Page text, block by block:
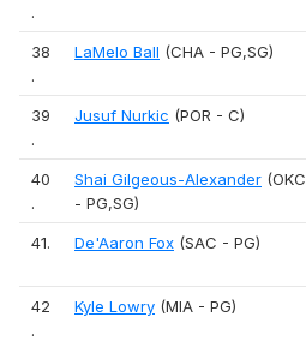
.
38
.
LaMelo Ball (CHA - PG,SG)
39
.
Jusuf Nurkic (POR - C)
40
.
Shai Gilgeous-Alexander (OKC
- PG,SG)
41. De'Aaron Fox (SAC - PG)
42
.
Kyle Lowry (MIA - PG)